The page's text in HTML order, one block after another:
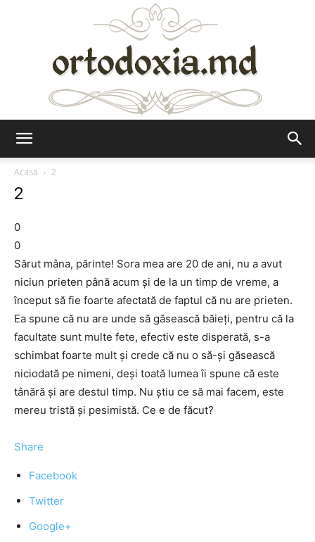
Acasă
2
2
0
0
Sărut mâna, părinte! Sora mea are 20 de ani, nu a avut
niciun prieten până acum şi de la un timp de vreme, a
început să fie foarte afectată de faptul că nu are prieten.
Ea spune că nu are unde să găsească băieţi, pentru că la
facultate sunt multe fete, efectiv este disperată, s-a
schimbat foarte mult şi crede că nu o să-şi găsească
niciodată pe nimeni, deşi toată lumea îi spune că este
tânără şi are destul timp. Nu ştiu ce să mai facem, este
mereu tristă şi pesimistă. Ce e de făcut?
Share
Facebook
Twitter
Google+